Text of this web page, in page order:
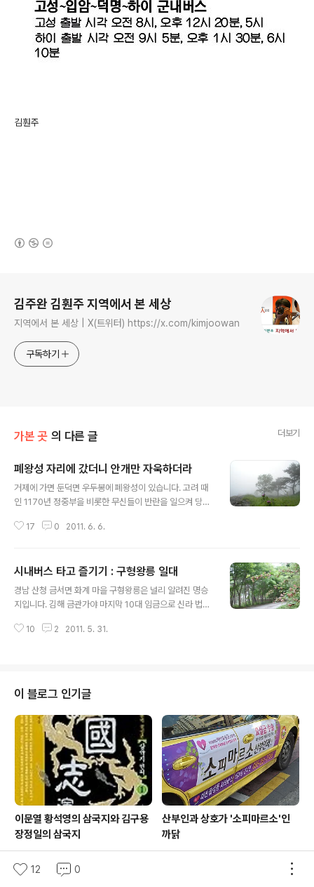
김훤주
김주완 김훤주 지역에서 본 세상
지역에서 본 세상 | X(트위터) https://x.com/kimjoowan
구독하기
가본 곳 의 다른 글 더보기
폐왕성 자리에 갔더니 안개만 자욱하더라
거제에 가면 둔덕면 우두봉에 폐왕성이 있습니다. 고려 때
인 1170년 정중부을 비롯한 무신들이 반란을 일으켜 당시
있습니다. 그 의종이 1170년부터 1173년까지 살았던 데
도 복원해 놓고 있었습니다. 어쨌거나 의종은 여기서 3년
안팎을 살다가 경주로 옮겨진 다음 정중부 일당에게 죽임
을 당하고 맙니다. 김보당이라는 인물이 정중부에 맞서 군
고 나와 경주에 갖다 뒀던 것입니다. 그런데 정중부는 김보
17 0 2011. 6. 6.
시내버스 타고 즐기기 : 구형왕릉 일대
경남 산청 금서면 화계 마을 구형왕릉은 널리 알려진 명승
지입니다. 김해 금관가야 마지막 10대 임금으로 신라 법흥
양왕이라고도 하는데, 백제 계백 장군처럼 결사항전이라도
했으니 나름대로 미덕이 있다고 할 수도 있겠지 싶은 것입
니다. 구형왕릉 둘레에는 사연을 담은 유적들이 널려 있습
니다. 가야 임금 족보를 기록한 빗돌도, 구형왕 손자인 김유
신이 찾아와 활을 쏘았다는 사대도, 김유신이 할아버지 무
덤을 지키고 당우를 지었다는 빗돌도 있습니다. 구형왕이
나라를 내어놓고 이리 들어와 ..
10 2 2011. 5. 31.
이 블로그 인기글
이문열 황석영의 삼국지와 김구용
장정일의 삼국지
산부인과 상호가 '소피마르소'인
까닭
12 0